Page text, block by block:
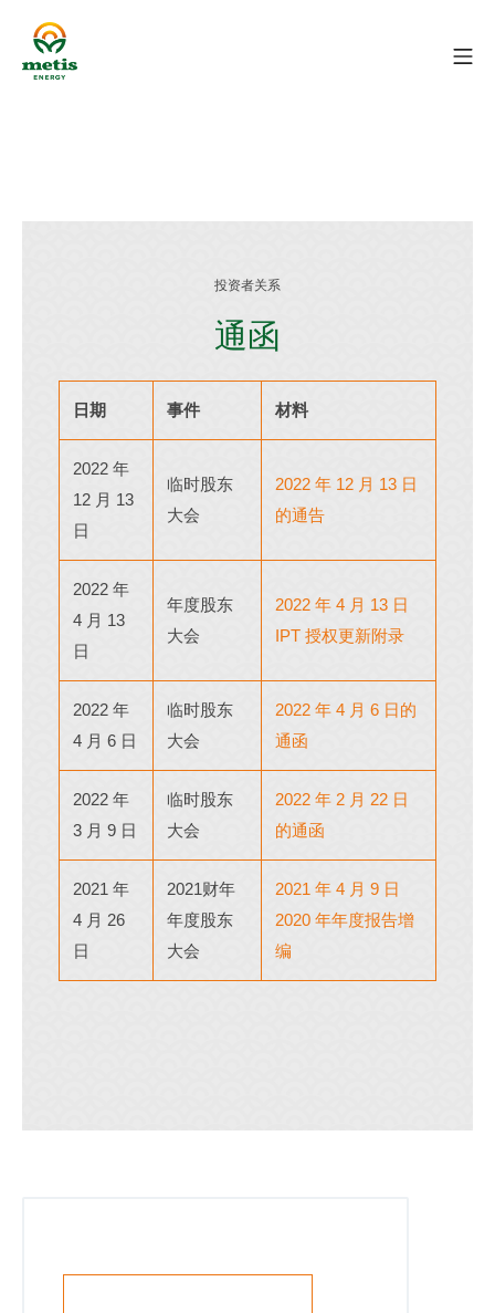
投资者关系
通函
日期 事件 材料
2022 年
12 月 13
日
临时股东
大会
2022 年 12 月 13 日
的通告
2022 年
4 月 13
日
年度股东
大会
2022 年 4 月 13 日
IPT 授权更新附录
2022 年
4 月 6 日
临时股东
大会
2022 年 4 月 6 日的
通函
2022 年
3 月 9 日
临时股东
大会
2022 年 2 月 22 日
的通函
2021 年
4 月 26
日
2021财年
年度股东
大会
2021 年 4 月 9 日
2020 年年度报告增
编